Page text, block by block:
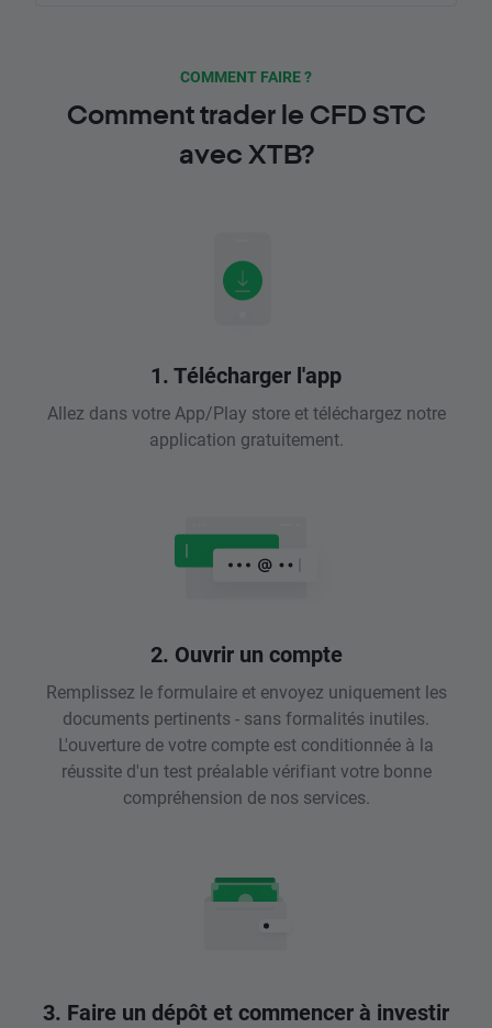
COMMENT FAIRE ?
Comment trader le CFD STC
avec XTB?
1. Télécharger l'app
Allez dans votre App/Play store et téléchargez notre
application gratuitement.
2. Ouvrir un compte
Remplissez le formulaire et envoyez uniquement les
documents pertinents - sans formalités inutiles.
L'ouverture de votre compte est conditionnée à la
réussite d'un test préalable vérifiant votre bonne
compréhension de nos services.
3. Faire un dépôt et commencer à investir